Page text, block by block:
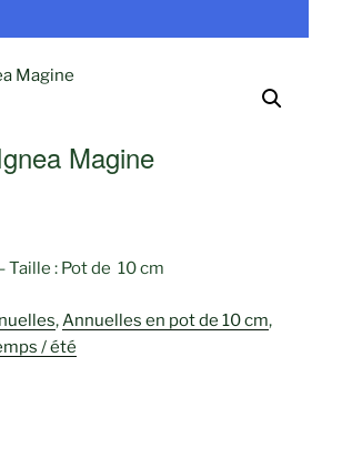
Magine
Taille : Pot de 10 cm
, Annuelles en pot de 10 cm,
/ été